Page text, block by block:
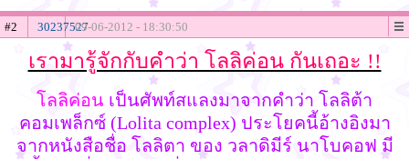
#2 3023752709-06-2012 - 18:30:50
เรามารู้จักกับคำว่า โลลิค่อน กันเถอะ !!
โลลิค่อน เป็นศัพท์สแลงมาจากคำว่า โลลิต้า
คอมเพล็กซ์ (Lolita complex) ประโยคนี้อ้างอิงมา
จากหนังสือชื่อ โลลิตา ของ วลาดิมีร์ นาโบคอฟ มี